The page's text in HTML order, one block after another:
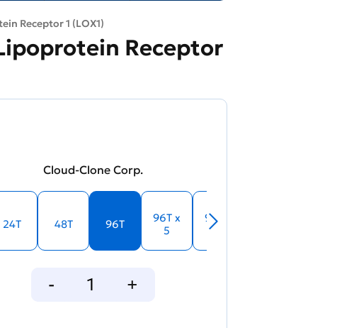
Receptor 1 (LOX1)
Receptor
Cloud-Clone Corp.
24T 48T 96T
96T x
5
96T x
10